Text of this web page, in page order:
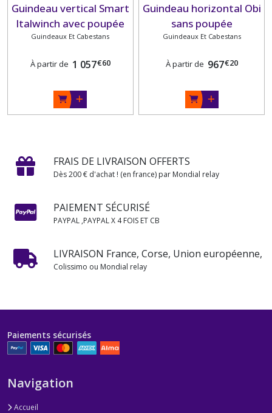
Guindeau vertical Smart
Italwinch avec poupée
Guindeaux Et Cabestans
À partir de 1 057€60
Guindeau horizontal Obi
sans poupée
Guindeaux Et Cabestans
À partir de 967€20
FRAIS DE LIVRAISON OFFERTS
Dès 200 € d'achat ! (en france) par Mondial relay
PAIEMENT SÉCURISÉ
PAYPAL ,PAYPAL X 4 FOIS ET CB
LIVRAISON France, Corse, Union européenne,
Colissimo ou Mondial relay
Paiements sécurisés
Navigation
Accueil